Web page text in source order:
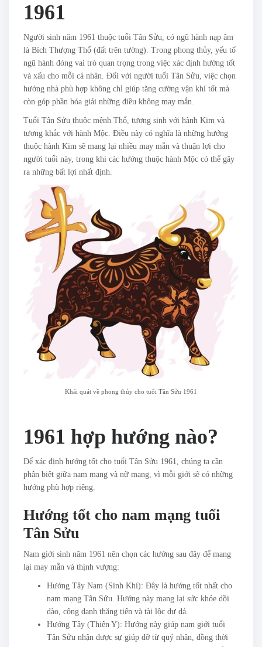
1961
Người sinh năm 1961 thuộc tuổi Tân Sửu, có ngũ hành nạp âm
là Bích Thượng Thổ (đất trên tường). Trong phong thủy, yếu tố
ngũ hành đóng vai trò quan trọng trong việc xác định hướng tốt
và xấu cho mỗi cá nhân. Đối với người tuổi Tân Sửu, việc chọn
hướng nhà phù hợp không chỉ giúp tăng cường vận khí tốt mà
còn góp phần hóa giải những điều không may mắn.
Tuổi Tân Sửu thuộc mệnh Thổ, tương sinh với hành Kim và
tương khắc với hành Mộc. Điều này có nghĩa là những hướng
thuộc hành Kim sẽ mang lại nhiều may mắn và thuận lợi cho
người tuổi này, trong khi các hướng thuộc hành Mộc có thể gây
ra những bất lợi nhất định.
Khái quát về phong thủy cho tuổi Tân Sửu 1961
1961 hợp hướng nào?
Để xác định hướng tốt cho tuổi Tân Sửu 1961, chúng ta cần
phân biệt giữa nam mạng và nữ mạng, vì mỗi giới sẽ có những
hướng phù hợp riêng.
Hướng tốt cho nam mạng tuổi
Tân Sửu
Nam giới sinh năm 1961 nên chọn các hướng sau đây để mang
lại may mắn và thịnh vượng:
Hướng Tây Nam (Sinh Khí): Đây là hướng tốt nhất cho
nam mạng Tân Sửu. Hướng này mang lại sức khỏe dồi
dào, công danh thăng tiến và tài lộc dư dả.
Hướng Tây (Thiên Y): Hướng này giúp nam giới tuổi
Tân Sửu nhận được sự giúp đỡ từ quý nhân, đồng thời